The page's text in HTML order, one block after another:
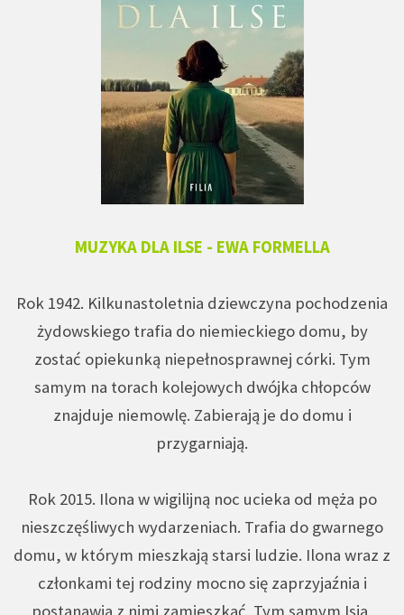
MUZYKA DLA ILSE - EWA FORMELLA
Rok 1942. Kilkunastoletnia dziewczyna pochodzenia
żydowskiego trafia do niemieckiego domu, by
zostać opiekunką niepełnosprawnej córki. Tym
samym na torach kolejowych dwójka chłopców
znajduje niemowlę. Zabierają je do domu i
przygarniają.
Rok 2015. Ilona w wigilijną noc ucieka od męża po
nieszczęśliwych wydarzeniach. Trafia do gwarnego
domu, w którym mieszkają starsi ludzie. Ilona wraz z
członkami tej rodziny mocno się zaprzyjaźnia i
postanawia z nimi zamieszkać. Tym samym Isia,